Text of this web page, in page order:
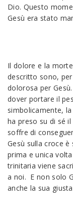
Dio. Questo
Gesù era stato
Il dolore e la
descritto sono,
dolorosa per
dover portare il
simbolicamente,
ha preso su di sé
soffre di
Gesù sulla croce
prima e unica
trinitaria viene
a noi. E non solo
anche la sua